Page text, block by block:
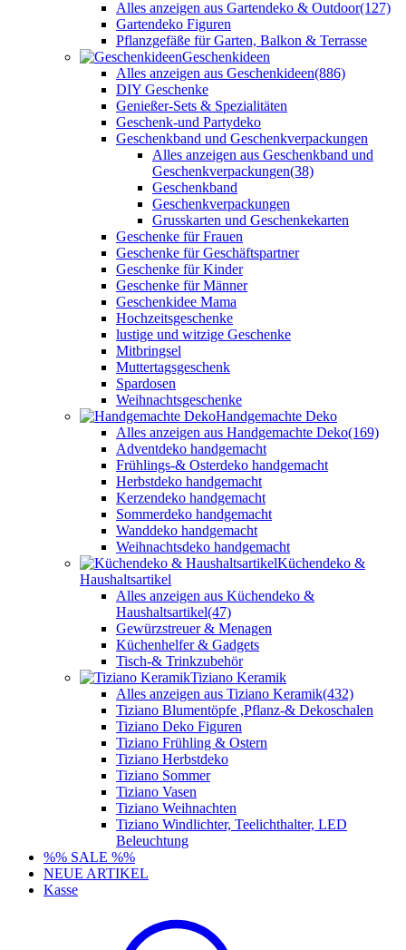
Alles anzeigen aus Gartendeko & Outdoor(127)
Gartendeko Figuren
Pflanzgefäße für Garten, Balkon & Terrasse
Geschenkideen
Alles anzeigen aus Geschenkideen(886)
DIY Geschenke
Genießer-Sets & Spezialitäten
Geschenk-und Partydeko
Geschenkband und Geschenkverpackungen
Alles anzeigen aus Geschenkband und
Geschenkverpackungen(38)
Geschenkband
Geschenkverpackungen
Grusskarten und Geschenkekarten
Geschenke für Frauen
Geschenke für Geschäftspartner
Geschenke für Kinder
Geschenke für Männer
Geschenkidee Mama
Hochzeitsgeschenke
lustige und witzige Geschenke
Mitbringsel
Muttertagsgeschenk
Spardosen
Weihnachtsgeschenke
Handgemachte Deko
Alles anzeigen aus Handgemachte Deko(169)
Adventdeko handgemacht
Frühlings-& Osterdeko handgemacht
Herbstdeko handgemacht
Kerzendeko handgemacht
Sommerdeko handgemacht
Wanddeko handgemacht
Weihnachtsdeko handgemacht
Küchendeko &
Haushaltsartikel
Alles anzeigen aus Küchendeko &
Haushaltsartikel(47)
Gewürzstreuer & Menagen
Küchenhelfer & Gadgets
Tisch-& Trinkzubehör
Tiziano Keramik
Alles anzeigen aus Tiziano Keramik(432)
Tiziano Blumentöpfe ,Pflanz-& Dekoschalen
Tiziano Deko Figuren
Tiziano Frühling & Ostern
Tiziano Herbstdeko
Tiziano Sommer
Tiziano Vasen
Tiziano Weihnachten
Tiziano Windlichter, Teelichthalter, LED
Beleuchtung
%% SALE %%
NEUE ARTIKEL
Kasse